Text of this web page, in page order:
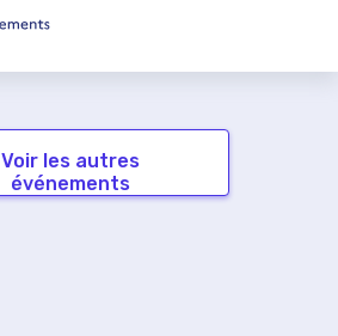
Voir les autres
événements